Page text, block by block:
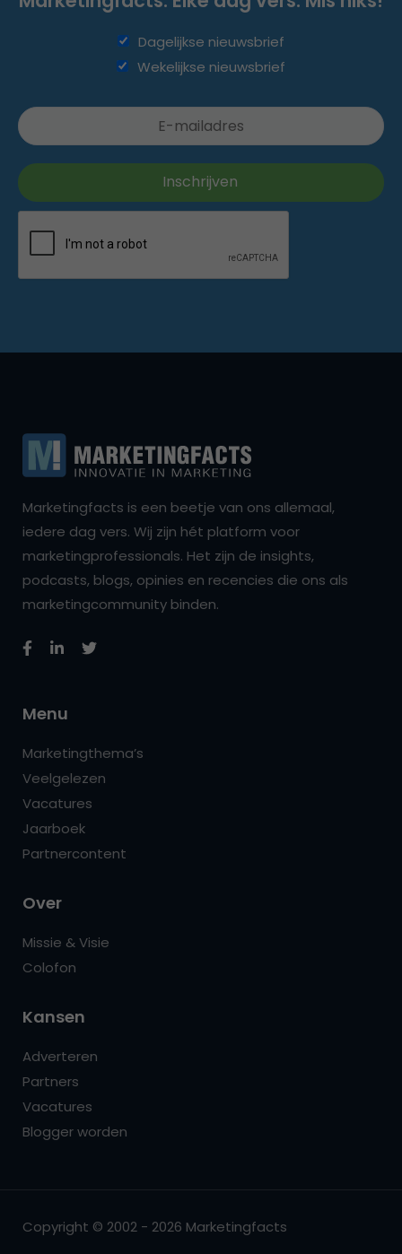
Dagelijkse nieuwsbrief
Wekelijkse nieuwsbrief
Marketingfacts is een beetje van ons allemaal,
iedere dag vers. Wij zijn hét platform voor
marketingprofessionals. Het zijn de insights,
podcasts, blogs, opinies en recencies die ons als
marketingcommunity binden.
Menu
Marketingthema’s
Veelgelezen
Vacatures
Jaarboek
Partnercontent
Over
Missie & Visie
Colofon
Kansen
Adverteren
Partners
Vacatures
Blogger worden
Copyright © 2002 - 2026 Marketingfacts